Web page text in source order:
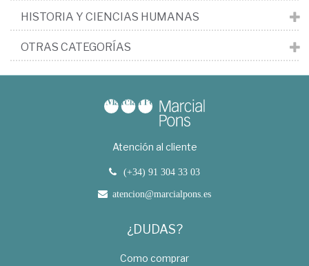
HISTORIA Y CIENCIAS HUMANAS
OTRAS CATEGORÍAS
Atención al cliente
(+34) 91 304 33 03
atencion@marcialpons.es
¿DUDAS?
Como comprar